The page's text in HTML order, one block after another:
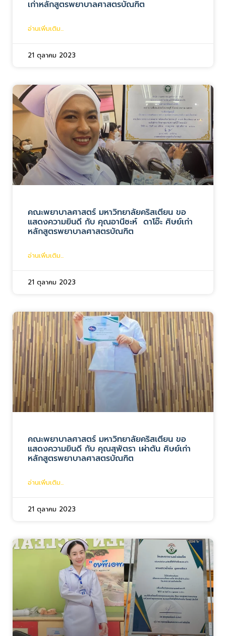
เก่าหลักสูตรพยาบาลศาสตรบัณฑิต
อ่านเพิ่มเติม...
21 ตุลาคม 2023
คณะพยาบาลศาสตร์ มหาวิทยาลัยคริสเตียน ขอ
แสดงความยินดี กับ คุณอานีซะห์ ดาโอ๊ะ ศิษย์เก่า
หลักสูตรพยาบาลศาสตรบัณฑิต
อ่านเพิ่มเติม...
21 ตุลาคม 2023
คณะพยาบาลศาสตร์ มหาวิทยาลัยคริสเตียน ขอ
แสดงความยินดี กับ คุณสุพัตรา เผ่าตัน ศิษย์เก่า
หลักสูตรพยาบาลศาสตรบัณฑิต
อ่านเพิ่มเติม...
21 ตุลาคม 2023